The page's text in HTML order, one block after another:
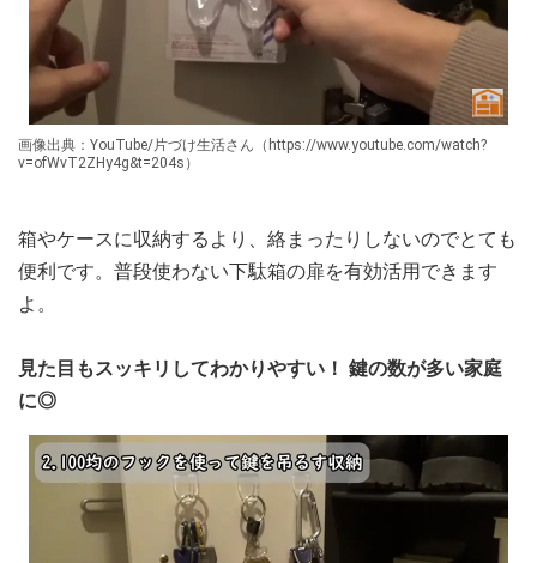
画像出典：YouTube/片づけ生活さん（https://www.youtube.com/watch?
v=ofWvT2ZHy4g&t=204s）
箱やケースに収納するより、絡まったりしないのでとても
便利です。普段使わない下駄箱の扉を有効活用できます
よ。
見た目もスッキリしてわかりやすい！ 鍵の数が多い家庭
に◎